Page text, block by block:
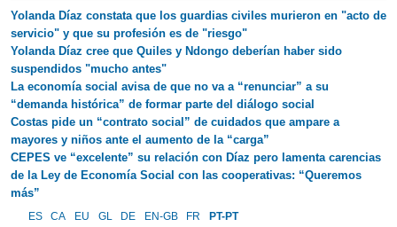
Yolanda Díaz constata que los guardias civiles murieron en "acto de
servicio" y que su profesión es de "riesgo"
Yolanda Díaz cree que Quiles y Ndongo deberían haber sido
suspendidos "mucho antes"
La economía social avisa de que no va a “renunciar” a su
“demanda histórica” de formar parte del diálogo social
Costas pide un “contrato social” de cuidados que ampare a
mayores y niños ante el aumento de la “carga”
CEPES ve “excelente” su relación con Díaz pero lamenta carencias
de la Ley de Economía Social con las cooperativas: “Queremos
más”
ES CA EU GL DE EN-GB FR PT-PT